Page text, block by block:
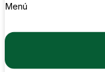
Menú